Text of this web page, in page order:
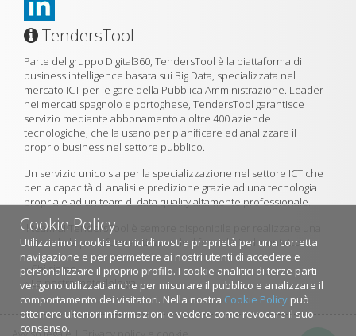
Cookie Policy
Utilizziamo i cookie tecnici di nostra proprietà per una corretta
navigazione e per permetere ai nostri utenti di accedere e
personalizzare il proprio profilo. I cookie analitici di terze parti
vengono utilizzati anche per misurare il pubblico e analizzare il
comportamento dei visitatori. Nella nostra Cookie Policy può
ottenere ulteriori informazioni e vedere come revocare il suo
consenso.
TendersTool
Parte del gruppo Digital360, TendersTool è la piattaforma di
business intelligence basata sui Big Data, specializzata nel
mercato ICT per le gare della Pubblica Amministrazione. Leader
nei mercati spagnolo e portoghese, TendersTool garantisce
servizio mediante abbonamento a oltre 400 aziende
tecnologiche, che la usano per pianificare ed analizzare il
proprio business nel settore pubblico.
Un servizio unico sia per la specializzazione nel settore ICT che
per la capacità di analisi e predizione grazie ad una tecnologia
propria e ad un team di data quality altamente professionale.
Il team di TendersTool è sempre disponibile per realizzare una
demo della piattaforma utilizzando il formulario di contatto.
»Chi siamo
»La nostra metodologia